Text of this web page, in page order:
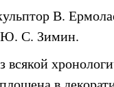
В.
Ю. С. Зимин.
всякой